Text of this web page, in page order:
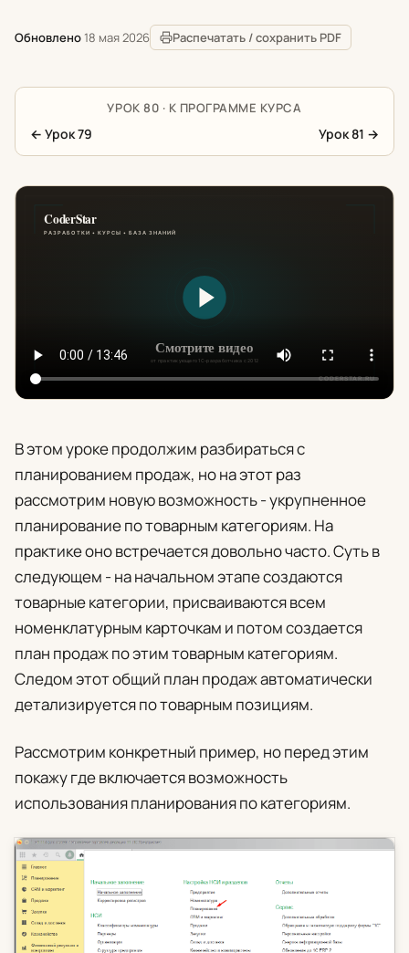
Обновлено 18 мая 2026 Распечатать / сохранить PDF
← Урок 79
УРОК 80 · К ПРОГРАММЕ КУРСА
Урок 81 →
В этом уроке продолжим разбираться с
планированием продаж, но на этот раз
рассмотрим новую возможность - укрупненное
планирование по товарным категориям. На
практике оно встречается довольно часто. Суть в
следующем - на начальном этапе создаются
товарные категории, присваиваются всем
номенклатурным карточкам и потом создается
план продаж по этим товарным категориям.
Следом этот общий план продаж автоматически
детализируется по товарным позициям.
Рассмотрим конкретный пример, но перед этим
покажу где включается возможность
использования планирования по категориям.